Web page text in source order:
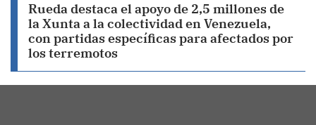
Rueda destaca el apoyo de 2,5 millones de
la Xunta a la colectividad en Venezuela,
con partidas específicas para afectados por
los terremotos